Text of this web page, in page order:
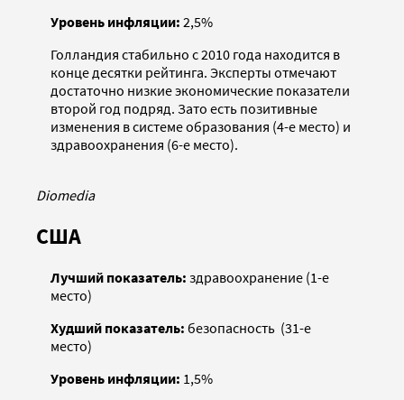
Уровень инфляции: 2,5%
Голландия стабильно с 2010 года находится в
конце десятки рейтинга. Эксперты отмечают
достаточно низкие экономические показатели
второй год подряд. Зато есть позитивные
изменения в системе образования (4-е место) и
здравоохранения (6-е место).
Diomedia
США
Лучший показатель: здравоохранение (1-е
место)
Худший показатель: безопасность (31-е
место)
Уровень инфляции: 1,5%